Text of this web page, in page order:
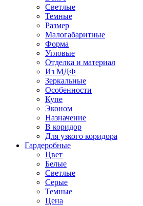
Светлые
Темные
Размер
Малогабаритные
Форма
Угловые
Отделка и материал
Из МДФ
Зеркальные
Особенности
Купе
Эконом
Назначение
В коридор
Для узкого коридора
Гардеробные
Цвет
Белые
Светлые
Серые
Темные
Цена